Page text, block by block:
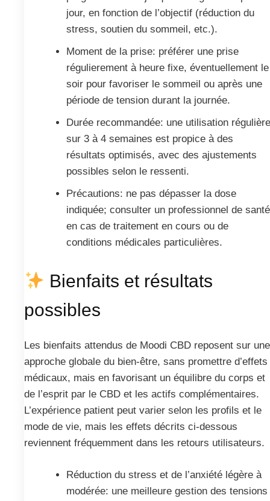
jour, en fonction de l’objectif (réduction du
stress, soutien du sommeil, etc.).
Moment de la prise: préférer une prise
régulierement à heure fixe, éventuellement le
soir pour favoriser le sommeil ou après une
période de tension durant la journée.
Durée recommandée: une utilisation
sur 3 à 4 semaines est propice à des
résultats optimisés, avec des ajustements
possibles selon le ressenti.
Précautions: ne pas dépasser la dose
indiquée; consulter un professionnel de santé
en cas de traitement en cours ou de
conditions médicales particulières.
Bienfaits et résultats
possibles
Les bienfaits attendus de Moodi CBD reposent sur une
approche globale du bien‑être, sans promettre d’effets
médicaux, mais en favorisant un équilibre du corps et
de l’esprit par le CBD et les actifs complémentaires.
L’expérience patient peut varier selon les profils et le
mode de vie, mais les effets décrits ci‑dessous
reviennent fréquemment dans les retours utilisateurs.
Réduction du stress et de l’anxiété légère à
modérée: une meilleure gestion des tensions